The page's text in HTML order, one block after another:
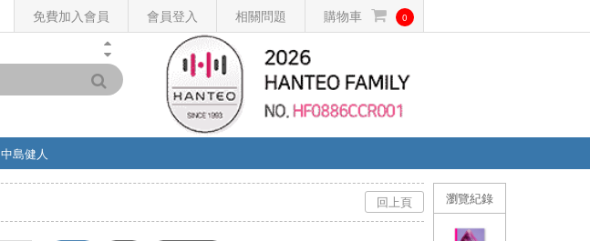
免費加入會員 會員登入 相關問題 購物車 0
中島健人
瀏覽紀錄
回上頁